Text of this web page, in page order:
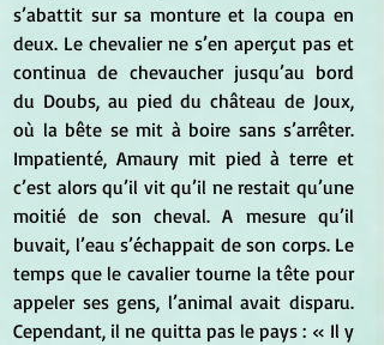
s’abattit sur sa monture et la coupa en
deux. Le chevalier ne s’en aperçut pas et
continua de chevaucher jusqu’au bord
du Doubs, au pied du château de Joux,
où la bête se mit à boire sans s’arrêter.
Impatienté, Amaury mit pied à terre et
c’est alors qu’il vit qu’il ne restait qu’une
moitié de son cheval. A mesure qu’il
buvait, l’eau s’échappait de son corps. Le
temps que le cavalier tourne la tête pour
appeler ses gens, l’animal avait disparu.
Cependant, il ne quitta pas le pays : « Il y